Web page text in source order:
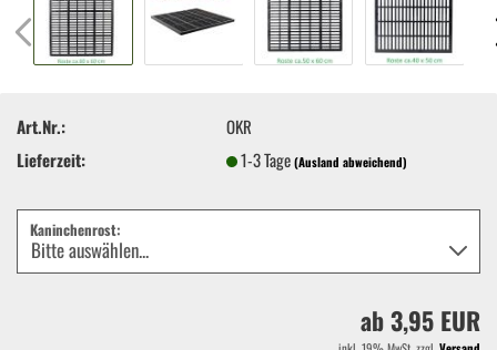
Art.Nr.:
OKR
Lieferzeit:
1-3 Tage(Ausland abweichend)
Kaninchenrost:
ab 3,95 EUR